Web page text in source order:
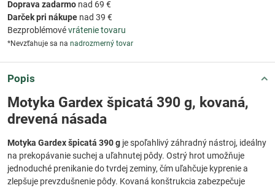
Doprava zadarmo nad 69 €
Darček pri nákupe nad 39 €
Bezproblémovévrátenie tovaru
*Nevzťahuje sa na nadrozmerný tovar
Popis
Motyka Gardex špicatá 390 g, kovaná,
drevená násada
Motyka Gardex špicatá 390 g je spoľahlivý záhradný nástroj, ideálny
na prekopávanie suchej a uľahnutej pôdy. Ostrý hrot umožňuje
jednoduché prenikanie do tvrdej zeminy, čím uľahčuje kyprenie a
zlepšuje prevzdušnenie pôdy. Kovaná konštrukcia zabezpečuje